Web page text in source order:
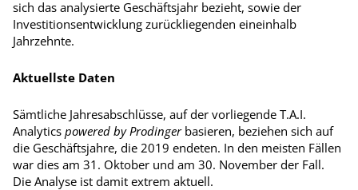
sich das analysierte Geschäftsjahr bezieht, sowie der
Investitionsentwicklung zurückliegenden eineinhalb
Jahrzehnte.
Aktuellste Daten
Sämtliche Jahresabschlüsse, auf der vorliegende T.A.I.
Analyticspowered by Prodingerbasieren, beziehen sich auf
die Geschäftsjahre, die 2019 endeten. In den meisten Fällen
war dies am 31. Oktober und am 30. November der Fall.
Die Analyse ist damit extrem aktuell.